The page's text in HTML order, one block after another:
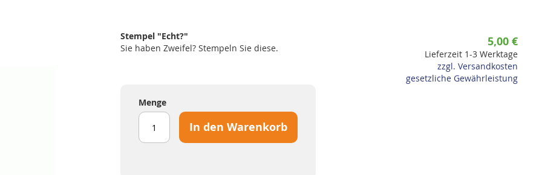
5,00 €
Lieferzeit 1-3 Werktage
zzgl. Versandkosten
gesetzliche Gewährleistung
Stempel "Echt?"
Sie haben Zweifel? Stempeln Sie diese.
Menge
In den Warenkorb